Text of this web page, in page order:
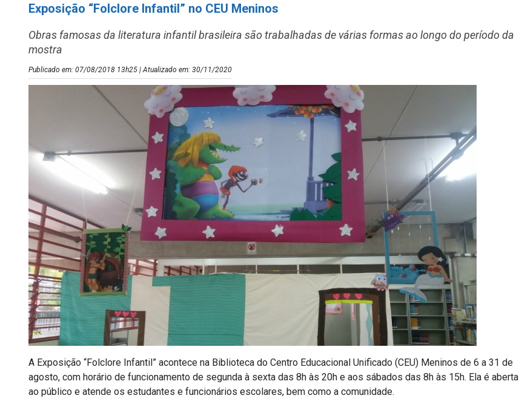
Exposição “Folclore Infantil” no CEU Meninos
Obras famosas da literatura infantil brasileira são trabalhadas de várias formas ao longo do período da
mostra
Publicado em: 07/08/2018 13h25 | Atualizado em: 30/11/2020
A Exposição “Folclore Infantil” acontece na Biblioteca do Centro Educacional Unificado (CEU) Meninos de 6 a 31 de
agosto, com horário de funcionamento de segunda à sexta das 8h às 20h e aos sábados das 8h às 15h. Ela é aberta
ao público e atende os estudantes e funcionários escolares, bem como a comunidade.